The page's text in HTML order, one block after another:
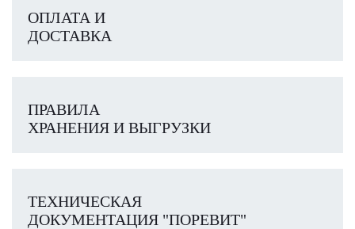
ОПЛАТА И
ДОСТАВКА
ПРАВИЛА
ХРАНЕНИЯ И ВЫГРУЗКИ
ТЕХНИЧЕСКАЯ
ДОКУМЕНТАЦИЯ "ПОРЕВИТ"